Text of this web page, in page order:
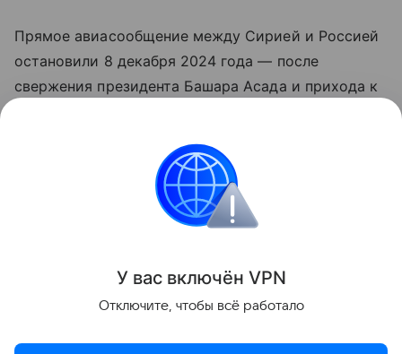
Прямое авиасообщение между Сирией и Россией
остановили 8 декабря 2024 года — после
свержения президента Башара Асада и прихода к
Россия Авиация
Поделиться
У вас включён VPN
Отключите, чтобы всё работало